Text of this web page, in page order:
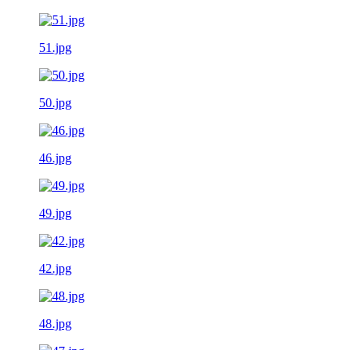
51.jpg
50.jpg
46.jpg
49.jpg
42.jpg
48.jpg